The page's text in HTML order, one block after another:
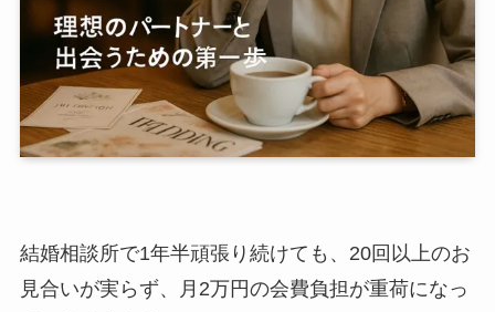
結婚相談所で1年半頑張り続けても、20回以上のお
見合いが実らず、月2万円の会費負担が重荷になっ